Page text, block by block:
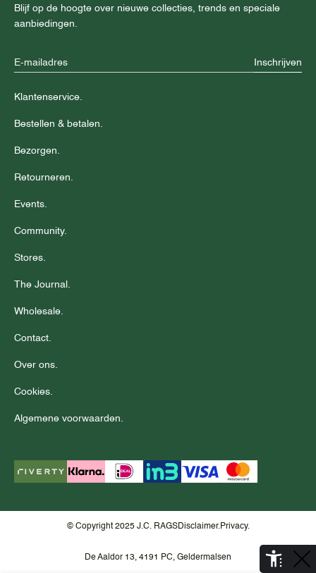
Blijf op de hoogte over nieuwe collecties, trends en speciale
aanbiedingen.
Inschrijven
Klantenservice.
Bestellen & betalen.
Bezorgen.
Retourneren.
Events.
Community.
Stores.
The Journal.
Wholesale.
Contact.
Over ons.
Cookies.
Algemene voorwaarden.
© Copyright 2025 J.C. RAGSDisclaimer.Privacy.
De Aaldor 13, 4191 PC, Geldermalsen